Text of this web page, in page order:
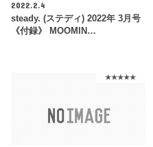
2022.2.4
steady. (ステディ) 2022年 3月号
《付録》 MOOMIN…
★★★★★